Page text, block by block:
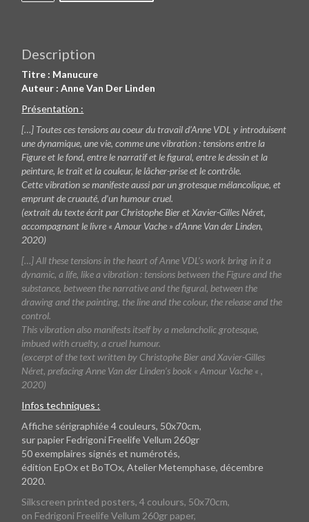
MANUCURE
der
Linden
Description
Titre : Manucure
Auteur : Anne Van Der Linden
Présentation :
[…] Toutes ces tensions au coeur du travail d’Anne VDL y introduisent
une dynamique, une vie, comme une vibration : tensions entre la
Figure et le fond, entre le narratif et le figural, entre le dessin et la
peinture, le trait et la couleur, le lâcher-prise et le contrôle.
Cette vibration se manifeste aussi par un grotesque mélancolique, et
emprunt de cruauté, d’un humour cruel.
(extrait du texte écrit par Christophe Bier et Xavier-Gilles Néret,
accompagnant le livre « Amour Vache » d’Anne Van der Linden,
2020)
[…] All these tensions in the heart of Anne VDL’s work bring in it a
dynamic, a life, like a vibration : tensions between the Figure and the
substance, between the narrative and the figural, between the
drawing and the painting, the line and the colour, the release and the
control.
This vibration also manifests itself by a melancholic grotesque,
imbued with cruelty, a cruel humour.
(excerpt of the text written by Christophe Bier and Xavier-Gilles
Néret, prefacing Anne Van der Linden’s book « Amour Vache « ,
2020)
Infos techniques :
Affiche sérigraphiée 4 couleurs, 50x70cm,
sur papier Fedrigoni Freelife Vellum 260gr
50 exemplaires signés et numérotés,
édition EpOx et BoTOx, Atelier Metemphase, décembre
2020.
Silkscreen printed posters, 4 coulours, 50x70cm,
on Fedrigoni Freelife Vellum 260gr paper,